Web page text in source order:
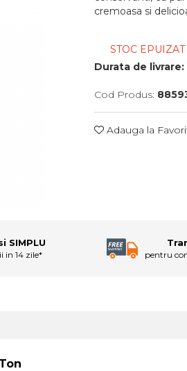
cremoasa si
STOC EPUIZAT
Durata de livrare:
Cod Produs:
Adauga la
SIMPLU
in 14 zile* pentru